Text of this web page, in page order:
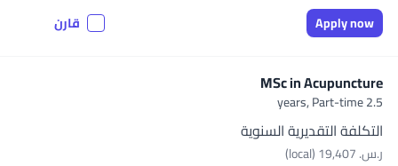
Apply now
قارن
MSc in Acupuncture
2.5 years,
Part-time
التكلفة التقديرية السنوية
ر.س.‏ 19,407 (local)